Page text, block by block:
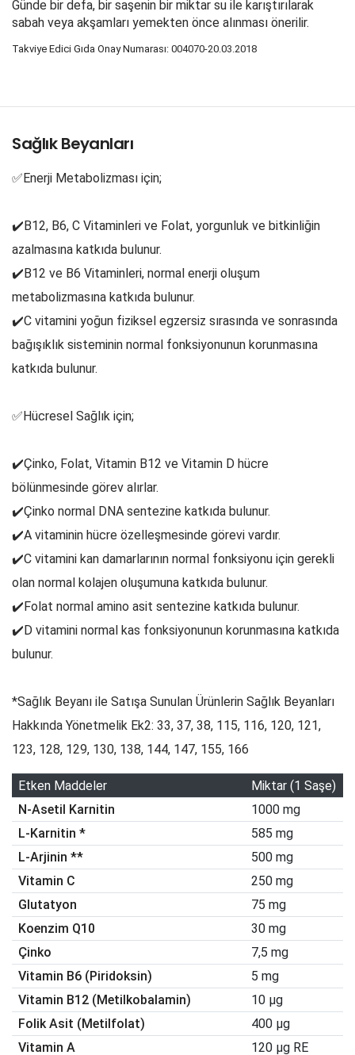
Günde bir defa, bir saşenin bir miktar su ile karıştırılarak
sabah veya akşamları yemekten önce alınması önerilir.
Takviye Edici Gıda Onay Numarası: 004070-20.03.2018
Sağlık Beyanları
✅Enerji Metabolizması için;
✔️B12, B6, C Vitaminleri ve Folat, yorgunluk ve bitkinliğin
azalmasına katkıda bulunur.
✔️B12 ve B6 Vitaminleri, normal enerji oluşum
metabolizmasına katkıda bulunur.
✔️C vitamini yoğun fiziksel egzersiz sırasında ve sonrasında
bağışıklık sisteminin normal fonksiyonunun korunmasına
katkıda bulunur.
✅Hücresel Sağlık için;
✔️Çinko, Folat, Vitamin B12 ve Vitamin D hücre
bölünmesinde görev alırlar.
✔️Çinko normal DNA sentezine katkıda bulunur.
✔️A vitaminin hücre özelleşmesinde görevi vardır.
✔️C vitamini kan damarlarının normal fonksiyonu için gerekli
olan normal kolajen oluşumuna katkıda bulunur.
✔️Folat normal amino asit sentezine katkıda bulunur.
✔️D vitamini normal kas fonksiyonunun korunmasına katkıda
bulunur.
*Sağlık Beyanı ile Satışa Sunulan Ürünlerin Sağlık Beyanları
Hakkında Yönetmelik Ek2: 33, 37, 38, 115, 116, 120, 121,
123, 128, 129, 130, 138, 144, 147, 155, 166
Etken Maddeler
Miktar (1 Saşe)
N-Asetil Karnitin
1000 mg
L-Karnitin *
585 mg
L-Arjinin **
500 mg
Vitamin C
250 mg
Glutatyon
75 mg
Koenzim Q10
30 mg
Çinko
7,5 mg
Vitamin B6 (Piridoksin)
5 mg
Vitamin B12 (Metilkobalamin)
10 µg
Folik Asit (Metilfolat)
400 µg
Vitamin A
120 µg RE